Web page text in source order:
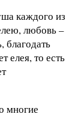
каждого из
любовь –
благодать
елея, то есть
многие